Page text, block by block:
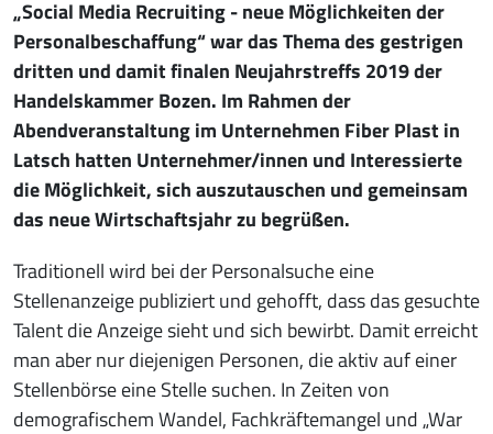
„Social Media Recruiting - neue Möglichkeiten der
Personalbeschaffung“ war das Thema des gestrigen
dritten und damit finalen Neujahrstreffs 2019 der
Handelskammer Bozen. Im Rahmen der
Abendveranstaltung im Unternehmen Fiber Plast in
Latsch hatten Unternehmer/innen und Interessierte
die Möglichkeit, sich auszutauschen und gemeinsam
das neue Wirtschaftsjahr zu begrüßen.
Traditionell wird bei der Personalsuche eine
Stellenanzeige publiziert und gehofft, dass das gesuchte
Talent die Anzeige sieht und sich bewirbt. Damit erreicht
man aber nur diejenigen Personen, die aktiv auf einer
Stellenbörse eine Stelle suchen. In Zeiten von
demografischem Wandel, Fachkräftemangel und „War